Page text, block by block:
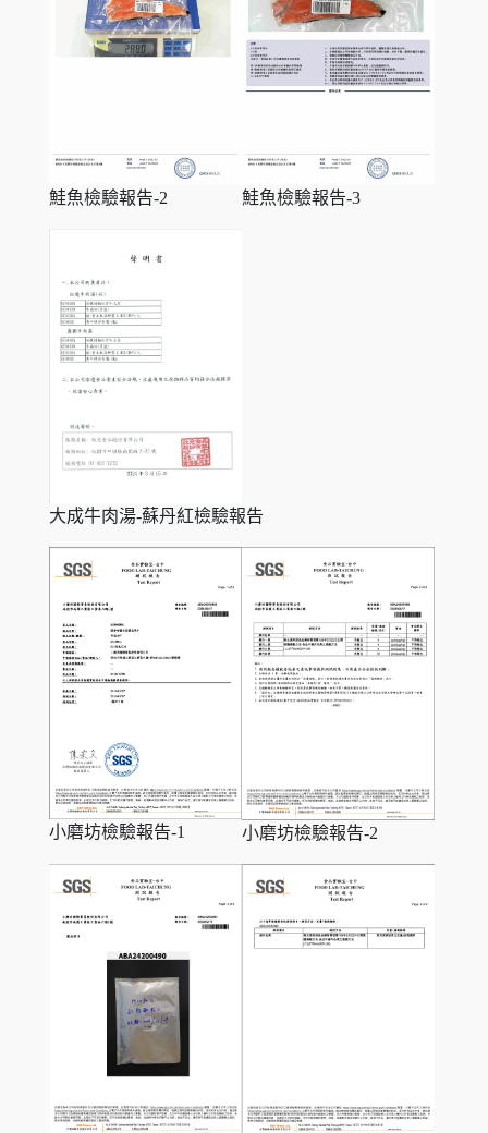
鮭魚檢驗報告-2 鮭魚檢驗報告-3
大成牛肉湯-蘇丹紅檢驗報告
小磨坊檢驗報告-1 小磨坊檢驗報告-2